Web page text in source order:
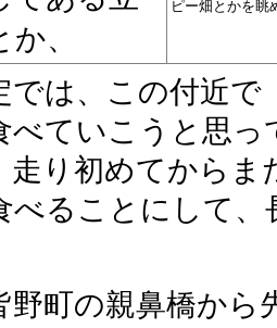
、
ピー畑とかを眺
では、この付近
べていこうと思
走り初めてから
べることにして
野町の親鼻橋から